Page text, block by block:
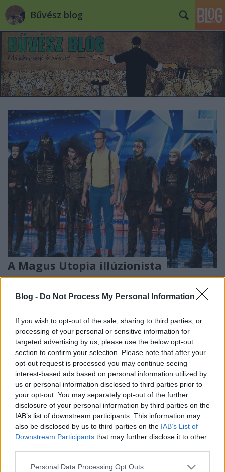
Blog - Do Not Process My Personal Information
If you wish to opt-out of the sale, sharing to third parties, or
processing of your personal or sensitive information for
targeted advertising by us, please use the below opt-out
section to confirm your selection. Please note that after your
opt-out request is processed you may continue seeing
interest-based ads based on personal information utilized by
us or personal information disclosed to third parties prior to
your opt-out. You may separately opt-out of the further
disclosure of your personal information by third parties on the
IAB’s list of downstream participants. This information may
also be disclosed by us to third parties on the IAB’s List of
Downstream Participants that may further disclose it to other
Please note that this website/app uses one or more Google
Personal Data Processing Opt Outs
Bűvész blog
A Magus Utopia illúzionista
társulattól leesett az álla a Britain's
got Talent zsűriének! - VIDEÓ
Tegnap este a Britain's got Talentben a világbajnok
holland Magus Utopia társulat mutatott be
részleteket díjnyertes műsorából. A produkcióban a
rémálmok világa elevenedett meg: egy történetet
követhettünk végig, amiben démonok üldözik a
főhőst, aki hol eltűnik, hol megjelenik varázslatos
módon. Az…